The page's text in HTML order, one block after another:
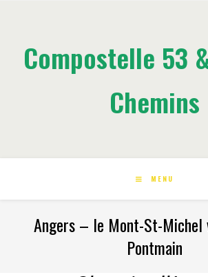
Compostelle 53
Chemins
MENU
Angers – le Mont-St-Michel
Pontmain